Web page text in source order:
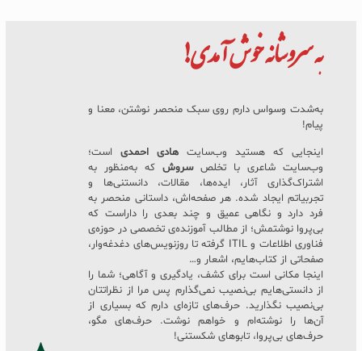
بهسروشانهخوش آمدی!
به‌شدت وسواس دارم روی سبک منحصر نوشتن، معنا و
پیام!
اینجایی که هستید وب‌سایت هادی احمدیاست؛
وب‌سایت شاعری با تخلصسروش که به‌منظور به
اشتراک‌گذاری آثار، ایده‌ها، مقالات، دانستنی‌ها و
تجربیاتم ایجاد شده. هر صفحه‌اش، داستانی منحصر به
فرد دارد و نگاهی عمیق و چند بعدی را داراست که
بی‌پروا نوشتمش؛ از مطالب آموزنده‌ی تخصصی در حوزه‌ی
فناوری اطلاعات و ITIL گرفته تا روزنویس‌های دغدغه‌وار،
صفحاتی از کتاب‌هایم، اشعار و…
اینجا مکانی است برای کشف، یادگیری و آگاهی؛ شما را
از دانستی‌هایم بی‌نصیب نمی‌گذارم پس مرا از نظراتتان
بی‌نصیب نگذارید. حرف‌های تازه‌ای دارم که بسیاری از
آن‌ها را نوشته‌ام و خواهم نوشت. حرف‌های مگو،
حرف‌های بی‌پروا، تابوهای شکستنی!